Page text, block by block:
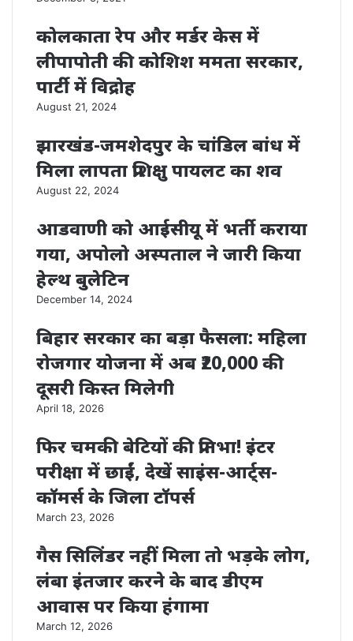
कोलकाता रेप और मर्डर केस में
लीपापोती की कोशिश ममता सरकार,
पार्टी में विद्रोह
August 21, 2024
झारखंड-जमशेदपुर के चांडिल बांध में
मिला लापता प्रशिक्षु पायलट का शव
August 22, 2024
आडवाणी को आईसीयू में भर्ती कराया
गया, अपोलो अस्पताल ने जारी किया
हेल्थ बुलेटिन
December 14, 2024
बिहार सरकार का बड़ा फैसला: महिला
रोजगार योजना में अब ₹20,000 की
दूसरी किस्त मिलेगी
April 18, 2026
फिर चमकी बेटियों की प्रतिभा! इंटर
परीक्षा में छाईं, देखें साइंस-आर्ट्स-
कॉमर्स के जिला टॉपर्स
March 23, 2026
गैस सिलिंडर नहीं मिला तो भड़के लोग,
लंबा इंतजार करने के बाद डीएम
आवास पर किया हंगामा
March 12, 2026